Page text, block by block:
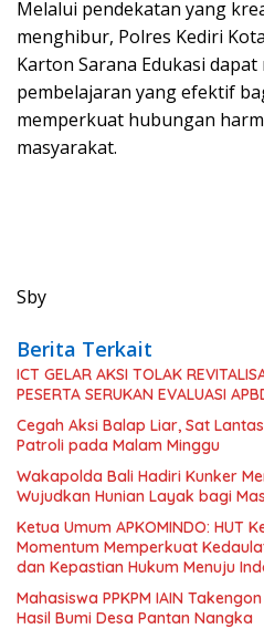
Melalui pendekatan yang
menghibur, Polres Kediri
Karton Sarana Edukasi dapat
pembelajaran yang efektif
memperkuat hubungan
masyarakat.
Sby
Berita Terkait
ICT GELAR AKSI TOLAK
PESERTA SERUKAN EVALUASI
Cegah Aksi Balap Liar, Sat
Patroli pada Malam Minggu
Wakapolda Bali Hadiri Kunker
Wujudkan Hunian Layak bagi
Ketua Umum APKOMINDO: HUT
Momentum Memperkuat
dan Kepastian Hukum Menuju
Mahasiswa PPKPM IAIN
Hasil Bumi Desa Pantan Nangka